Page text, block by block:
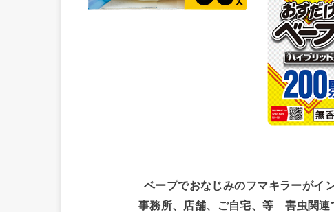
ベープでおなじみのフマキラーがイ
事務所、店舗、ご自宅、等 害虫関連